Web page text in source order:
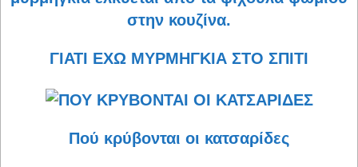
ΓΙΑΤΙ ΕΧΩ ΜΥΡΜΗΓΚΙΑ ΣΤΟ ΣΠΙΤΙ
Πού κρύβονται οι κατσαρίδες